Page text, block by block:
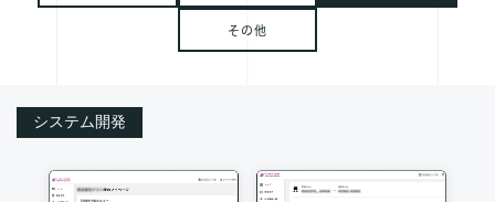
採用情報
その他
システム開発